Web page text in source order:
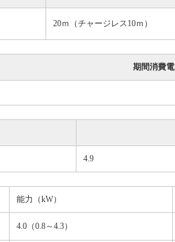
20ｍ（チャージレス10ｍ）
期間消費
4.9
能力（kW）
4.0（0.8～4.3）